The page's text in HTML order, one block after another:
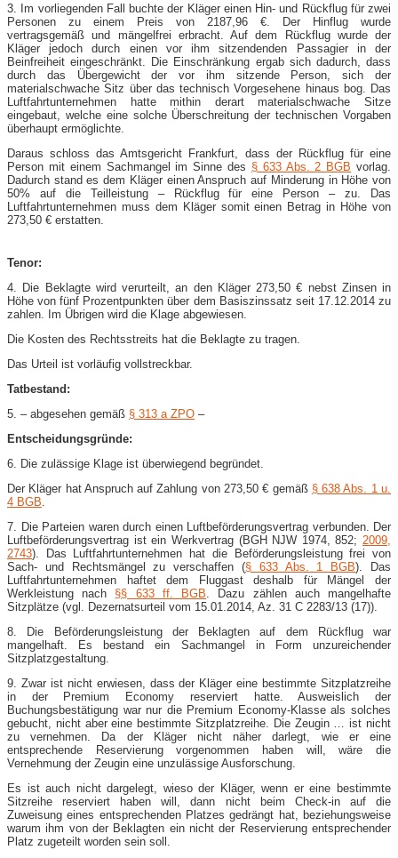
3. Im vorliegenden Fall buchte der Kläger einen Hin- und Rückflug für zwei
Personen zu einem Preis von 2187,96 €. Der Hinflug wurde
vertragsgemäß und mängelfrei erbracht. Auf dem Rückflug wurde der
Kläger jedoch durch einen vor ihm sitzendenden Passagier in der
Beinfreiheit eingeschränkt. Die Einschränkung ergab sich dadurch, dass
durch das Übergewicht der vor ihm sitzende Person, sich der
materialschwache Sitz über das technisch Vorgesehene hinaus bog. Das
Luftfahrtunternehmen hatte mithin derart materialschwache Sitze
eingebaut, welche eine solche Überschreitung der technischen Vorgaben
überhaupt ermöglichte.
Daraus schloss das Amtsgericht Frankfurt, dass der Rückflug für eine
Person mit einem Sachmangel im Sinne des § 633 Abs. 2 BGB vorlag.
Dadurch stand es dem Kläger einen Anspruch auf Minderung in Höhe von
50% auf die Teilleistung – Rückflug für eine Person – zu. Das
Luftfahrtunternehmen muss dem Kläger somit einen Betrag in Höhe von
273,50 € erstatten.
Tenor:
4. Die Beklagte wird verurteilt, an den Kläger 273,50 € nebst Zinsen in
Höhe von fünf Prozentpunkten über dem Basiszinssatz seit 17.12.2014 zu
zahlen. Im Übrigen wird die Klage abgewiesen.
Die Kosten des Rechtsstreits hat die Beklagte zu tragen.
Das Urteil ist vorläufig vollstreckbar.
Tatbestand:
5. – abgesehen gemäß § 313 a ZPO –
Entscheidungsgründe:
6. Die zulässige Klage ist überwiegend begründet.
Der Kläger hat Anspruch auf Zahlung von 273,50 € gemäß § 638 Abs. 1 u.
4 BGB
7. Die Parteien waren durch einen Luftbeförderungsvertrag verbunden. Der
Luftbeförderungsvertrag ist ein Werkvertrag (BGH NJW 1974, 852; 2009,
2743). Das Luftfahrtunternehmen hat die Beförderungsleistung frei von
Sach- und Rechtsmängel zu verschaffen (§ 633 Abs. 1 BGB). Das
Luftfahrtunternehmen haftet dem Fluggast deshalb für Mängel der
Werkleistung nach §§ 633 ff. BGB . Dazu zählen auch mangelhafte
Sitzplätze (vgl. Dezernatsurteil vom 15.01.2014, Az. 31 C 2283/13 (17)).
8. Die Beförderungsleistung der Beklagten auf dem Rückflug war
mangelhaft. Es bestand ein Sachmangel in Form unzureichender
Sitzplatzgestaltung.
9. Zwar ist nicht erwiesen, dass der Kläger eine bestimmte Sitzplatzreihe
in der Premium Economy reserviert hatte. Ausweislich der
Buchungsbestätigung war nur die Premium Economy-​Klasse als solches
gebucht, nicht aber eine bestimmte Sitzplatzreihe. Die Zeugin … ist nicht
zu vernehmen. Da der Kläger nicht näher darlegt, wie er eine
entsprechende Reservierung vorgenommen haben will, wäre die
Vernehmung der Zeugin eine unzulässige Ausforschung.
Es ist auch nicht dargelegt, wieso der Kläger, wenn er eine bestimmte
Sitzreihe reserviert haben will, dann nicht beim Check-​in auf die
Zuweisung eines entsprechenden Platzes gedrängt hat, beziehungsweise
warum ihm von der Beklagten ein nicht der Reservierung entsprechender
Platz zugeteilt worden sein soll.